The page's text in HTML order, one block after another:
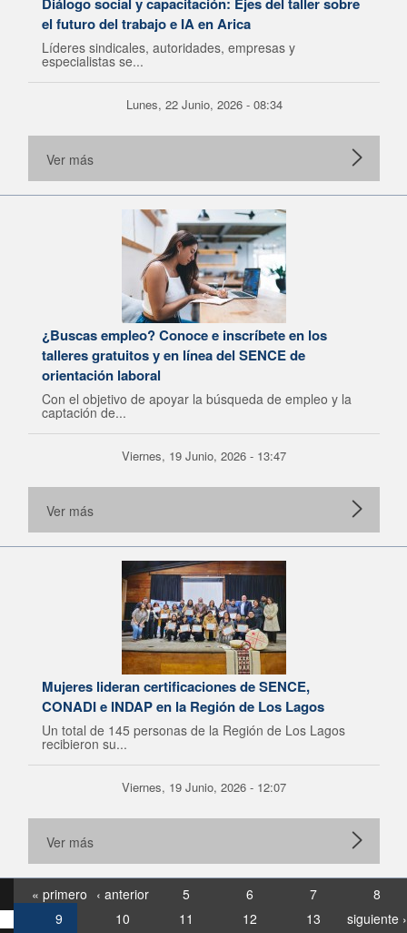
el futuro del trabajo e IA en Arica
Líderes sindicales, autoridades, empresas y
especialistas se...
Lunes, 22 Junio, 2026 - 08:34
Ver más
¿Buscas empleo? Conoce e inscríbete en los
talleres gratuitos y en línea del SENCE de
orientación laboral
Con el objetivo de apoyar la búsqueda de empleo y la
captación de...
Viernes, 19 Junio, 2026 - 13:47
Ver más
Mujeres lideran certificaciones de SENCE,
CONADI e INDAP en la Región de Los Lagos
Un total de 145 personas de la Región de Los Lagos
recibieron su...
Viernes, 19 Junio, 2026 - 12:07
Ver más
« primero ‹ anterior 5 6 7
8
9
10 11 12 13
siguiente ›